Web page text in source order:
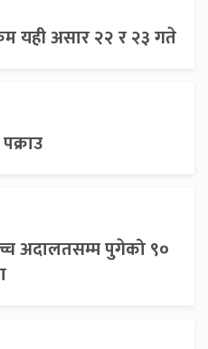
यही असार २२ र २३ गते
अदालतसम्म पुगेको ९०